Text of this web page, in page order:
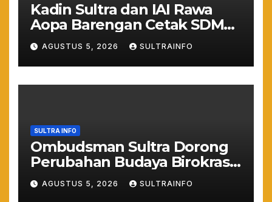
Kadin Sultra dan IAI Rawa
Aopa Barengan Cetak SDM
Siap Kerja dan Wirausaha
Muda
AGUSTUS 5, 2026 SULTRAINFO
SULTRA INFO
Ombudsman Sultra Dorong
Perubahan Budaya Birokrasi
Lewat Penilaian
Maladministrasi 2026
AGUSTUS 5, 2026 SULTRAINFO